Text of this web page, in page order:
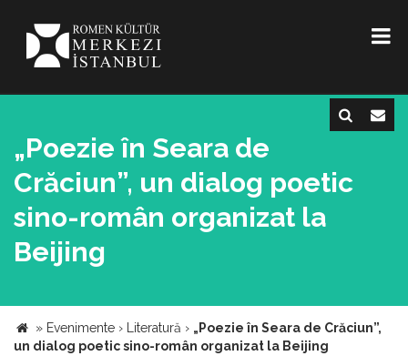
„Poezie în Seara de
Crăciun”, un dialog poetic
sino-român organizat la
Beijing
» Evenimente › Literatură › „Poezie în Seara de Crăciun”,
un dialog poetic sino-român organizat la Beijing